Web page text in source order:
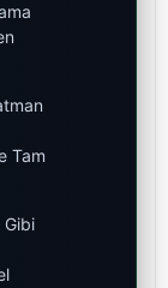
Tam
Gibi